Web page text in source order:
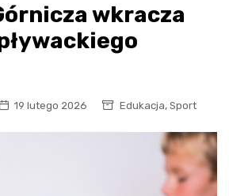
wkracza
19 lutego 2026 Edukacja, Sport